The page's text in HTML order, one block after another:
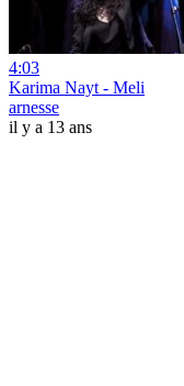
4:03
Karima Nayt - Meli
arnesse
il y a 13 ans